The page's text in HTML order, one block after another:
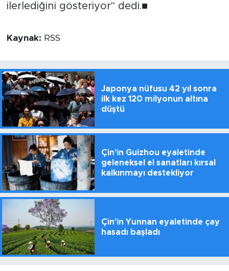
ilerlediğini gösteriyor" dedi.■
Kaynak: RSS
Japonya nüfusu 42 yıl sonra
ilk kez 120 milyonun altına
düştü
Çin'in Guizhou eyaletinde
geleneksel el sanatları kırsal
kalkınmayı destekliyor
Çin'in Yunnan eyaletinde çay
hasadı başladı